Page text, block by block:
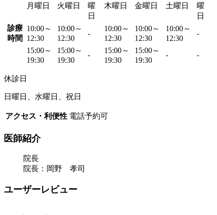
月曜日 火曜日
曜
日
木曜日 金曜日 土曜日
曜
日
診療
時間
10:00～
12:30
10:00～
12:30
-
10:00～
12:30
10:00～
12:30
10:00～
12:30
-
15:00～
19:30
15:00～
19:30
-
15:00～
19:30
15:00～
19:30
- -
休診日
日曜日、水曜日、祝日
アクセス・利便性 電話予約可
医師紹介
院長
院長：岡野 孝司
ユーザーレビュー